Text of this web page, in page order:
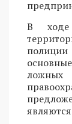
В ходе